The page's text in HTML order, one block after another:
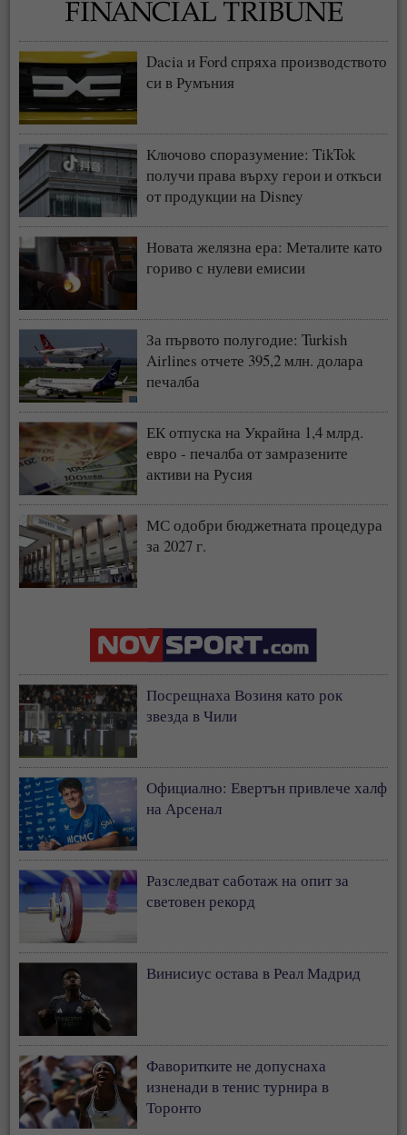
Dacia и Ford спряха производството
си в Румъния
Ключово споразумение: TikTok
получи права върху герои и откъси
от продукции на Disney
Новата желязна ера: Металите като
гориво с нулеви емисии
За първото полугодие: Turkish
Airlines отчете 395,2 млн. долара
печалба
ЕК отпуска на Украйна 1,4 млрд.
евро - печалба от замразените
активи на Русия
МС одобри бюджетната процедура
за 2027 г.
Посрещнаха Возиня като рок
звезда в Чили
Официално: Евертън привлече халф
на Арсенал
Разследват саботаж на опит за
световен рекорд
Винисиус остава в Реал Мадрид
Фаворитките не допуснаха
изненади в тенис турнира в
Торонто